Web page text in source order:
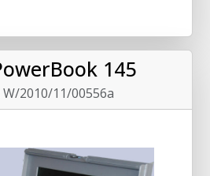
145
W/2010/11/00556a